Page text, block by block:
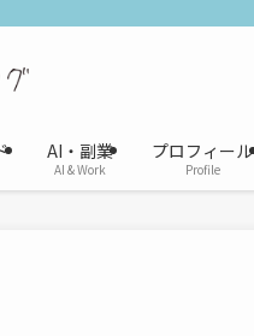
AI・副業
AI & Work
プロフィール
Profile